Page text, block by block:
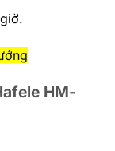
HM-